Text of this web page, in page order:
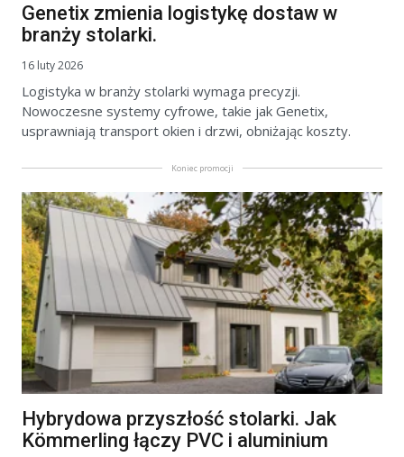
Genetix zmienia logistykę dostaw w
branży stolarki.
16 luty 2026
Logistyka w branży stolarki wymaga precyzji.
Nowoczesne systemy cyfrowe, takie jak Genetix,
usprawniają transport okien i drzwi, obniżając koszty.
Koniec promocji
Hybrydowa przyszłość stolarki. Jak
Kömmerling łączy PVC i aluminium